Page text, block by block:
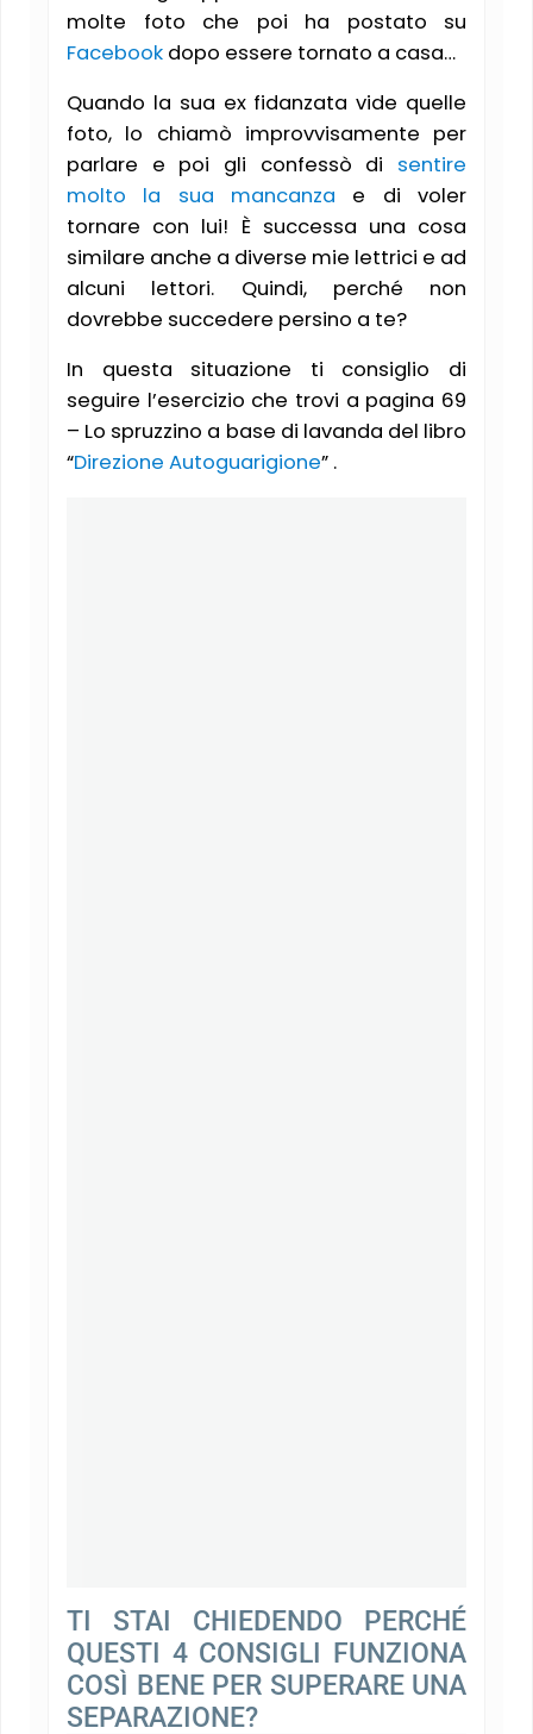
molte foto che poi ha postato su
Facebook dopo essere tornato a casa…
Quando la sua ex fidanzata vide quelle
foto, lo chiamò improvvisamente per
parlare e poi gli confessò di sentire
molto la sua mancanza e di voler
tornare con lui! È successa una cosa
similare anche a diverse mie lettrici e ad
alcuni lettori. Quindi, perché non
dovrebbe succedere persino a te?
In questa situazione ti consiglio di
seguire l’esercizio che trovi a pagina 69
– Lo spruzzino a base di lavanda del libro
“Direzione Autoguarigione” .
TI STAI CHIEDENDO PERCHÉ
QUESTI 4 CONSIGLI FUNZIONA
COSÌ BENE PER SUPERARE UNA
SEPARAZIONE?